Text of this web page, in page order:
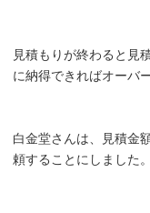
見積もりが終わると見
に納得できればオーバ
白金堂さんは、見積金
頼することにしました。